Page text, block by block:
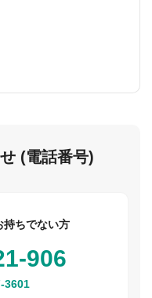
(電話番号)
持ちでない方
906
3601